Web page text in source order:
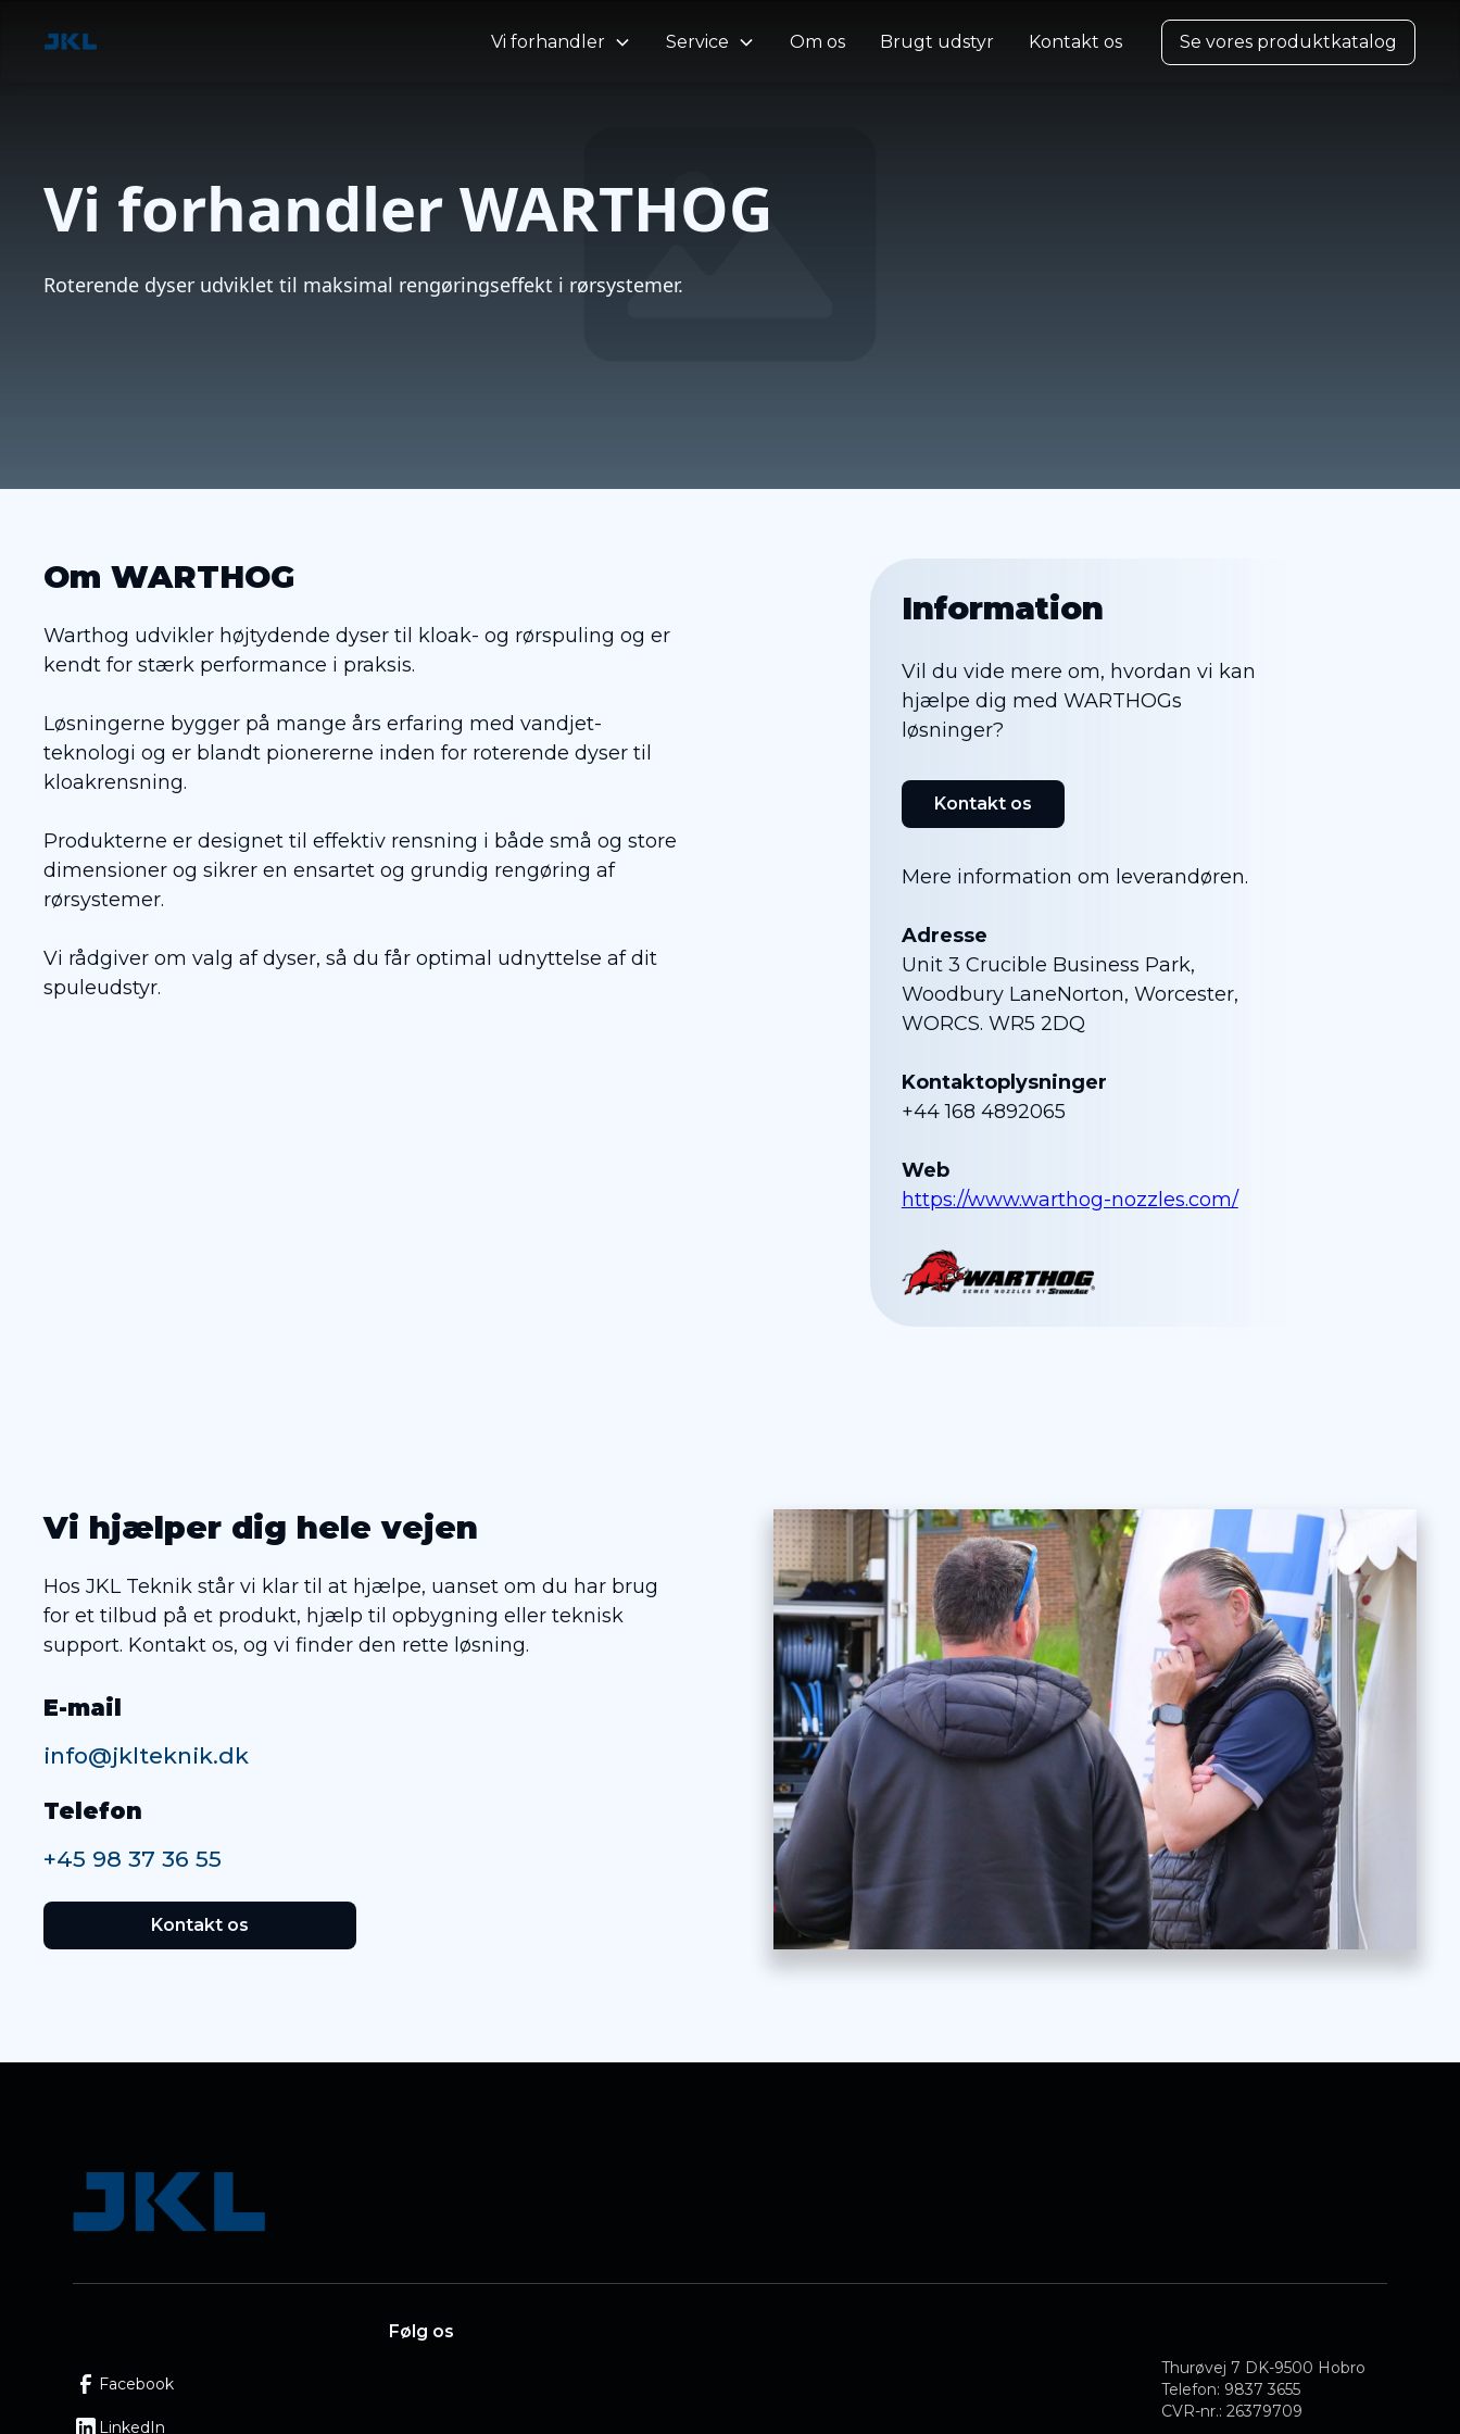
Vi forhandler Service Om os Brugt udstyr Kontakt os Se vores produktkatalog
Vi forhandler WARTHOG
Roterende dyser udviklet til maksimal rengøringseffekt i rørsystemer.
Om WARTHOG
Warthog udvikler højtydende dyser til kloak- og rørspuling og er
kendt for stærk performance i praksis.
Løsningerne bygger på mange års erfaring med vandjet-
teknologi og er blandt pionererne inden for roterende dyser til
kloakrensning.
Produkterne er designet til effektiv rensning i både små og store
dimensioner og sikrer en ensartet og grundig rengøring af
rørsystemer.
Vi rådgiver om valg af dyser, så du får optimal udnyttelse af dit
spuleudstyr.
Information
Vil du vide mere om, hvordan vi kan
hjælpe dig med WARTHOGs
løsninger?
Kontakt os
Mere information om leverandøren.
Adresse
Unit 3 Crucible Business Park,
Woodbury LaneNorton, Worcester,
WORCS. WR5 2DQ
Kontaktoplysninger
+44 168 4892065
Web
https://www.warthog-nozzles.com/
Vi hjælper dig hele vejen
Hos JKL Teknik står vi klar til at hjælpe, uanset om du har brug
for et tilbud på et produkt, hjælp til opbygning eller teknisk
support. Kontakt os, og vi finder den rette løsning.
E-mail
info@jklteknik.dk
Telefon
+45 98 37 36 55
Kontakt os
Følg os
Facebook
LinkedIn
Thurøvej 7 DK-9500 Hobro
Telefon: 9837 3655
CVR-nr.: 26379709